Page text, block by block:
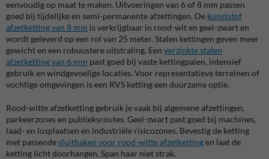
eenvoudig op maat te maken. Uitvoeringen van 6 of 8 mm passen
goed bij tijdelijke en semi-permanente afzettingen. De kunststof
afzetketting van 8 mm is verkrijgbaar in rood-wit en geel-zwart en
wordt geleverd op een rol van 25 meter. Stalen kettingen geven meer
gewicht en een robuustere uitstraling. Een verzinkte stalen
afzetketting van 6 mm past goed bij vaste kettingpalen, intensief
gebruik en windgevoelige locaties. Voor representatieve terreinen of
vochtige omgevingen is een RVS ketting een duurzame optie.
Rood-witte afzetketting gebruik je vaak bij algemene afzettingen,
parkeerzones en publieksroutes. Geel-zwart past goed bij machines,
laad- en losplaatsen en industriële risicozones. Bevestig de ketting
met passendesluithaken voor rood-witte afzetkettingen laat de
ketting licht doorhangen. Span haar niet strak.